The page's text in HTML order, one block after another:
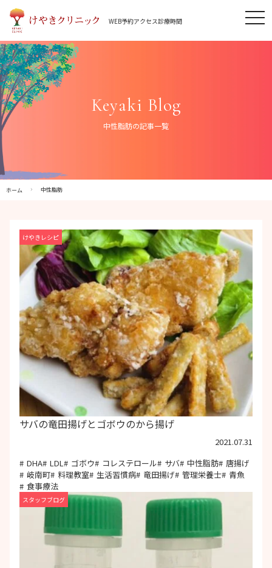
Skip
content
WEB予約アクセス診療時間
Keyaki Blog
中性脂肪の記事一覧
ホーム 中性脂肪
けやきレシピ
サバの竜田揚げとゴボウのから揚げ
2021.07.31
DHA
LDL ゴボウ コレステロール サバ 中性脂肪
唐揚げ
岐南町
料理教室 生活習慣病 竜田揚げ 管理栄養士
青魚
食事療法
スタッフブログ